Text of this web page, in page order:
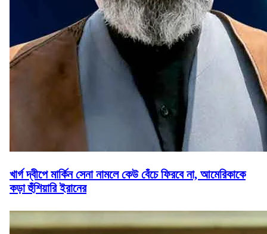
খার্গ দ্বীপে মার্কিন সেনা নামলে কেউ বেঁচে ফিরবে না, আমেরিকাকে
কড়া হুঁশিয়ারি ইরানের